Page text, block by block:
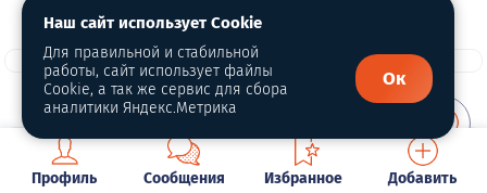
О портале
Профиль Сообщения Избранное Добавить
Наш сайт использует Cookie
Для правильной и стабильной
работы, сайт использует файлы
Cookie, а так же сервис для сбора
аналитики Яндекс.Метрика
Ок